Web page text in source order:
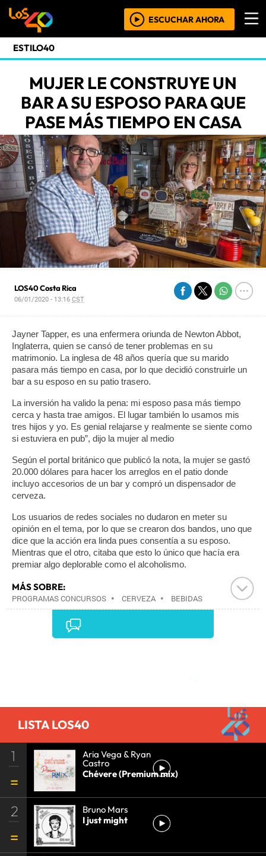
ESCUCHAR AHORA
ESTILO40
MUJER LE CONSTRUYE UN
BAR A SU ESPOSO PARA QUE
PASE MÁS TIEMPO EN CASA
LOS40 Costa Rica
06/01/2020 - 13:16CST
Jayner Tapper, es una enfermera oriunda de Newton Abbot,
Inglaterra, quien se cansó de tener problemas en su
matrimonio. La inglesa de 48 años quería que su marido
pasara más tiempo en casa, por lo que decidió construirle un
bar a su esposo en su patio trasero.
La inversión ha valido la pena: mi esposo pasa más tiempo
cerca y hasta trae amigos. El lugar también lo usamos mis
tres hijos y yo. Es genial relajarse y realmente se siente como
si estuviera en pub”, dijo la mujer al medio
Según el portal británico que publicó la nota, la mujer se gastó
20.000 dólares para hacer los arreglos en el patio donde
incluyo accesorios de un bar y compró un dispensador de
cerveza.
Los usuarios de redes sociales no dudaron en meter su
opinión en el tema, por lo que se crearon dos bandos, uno que
dice que la acción era linda pues consentía a su esposo.
Mientras que el otro, citaba que esto lo único que hacía era
premiar algo deplorable como el alcoholismo.
MÁS SOBRE:
PROGRAMAS CONCURSOS • CERVEZA • BEBIDAS
ALCOHÓLICAS•BEBIDAS•PROGRAMACIÓN•
•MEDIOS COMUNICACIÓN
ALIMENTACIÓN•COMUNICACIÓN•INDUSTRIA•
LISTA LOS40
1 Aria Vega & Ryan
Castro
Chévere (Premium mix)
2
Bruno Mars
I just might